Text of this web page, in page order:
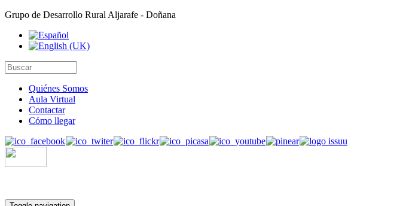
Grupo de Desarrollo Rural Aljarafe - Doñana
Quiénes Somos
Aula Virtual
Contactar
Cómo llegar